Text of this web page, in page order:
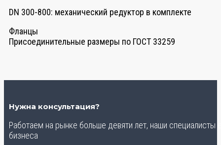
DN 300-800: механический редуктор в комплекте
Фланцы
Присоединительные размеры по ГОСТ 33259
Нужна консультация?
Работаем на рынке больше девяти лет, наши
бизнеса